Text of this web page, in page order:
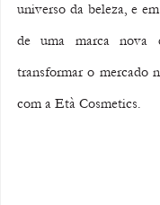
universo da beleza, e
de uma marca nova
transformar o mercado
com a Età Cosmetics.